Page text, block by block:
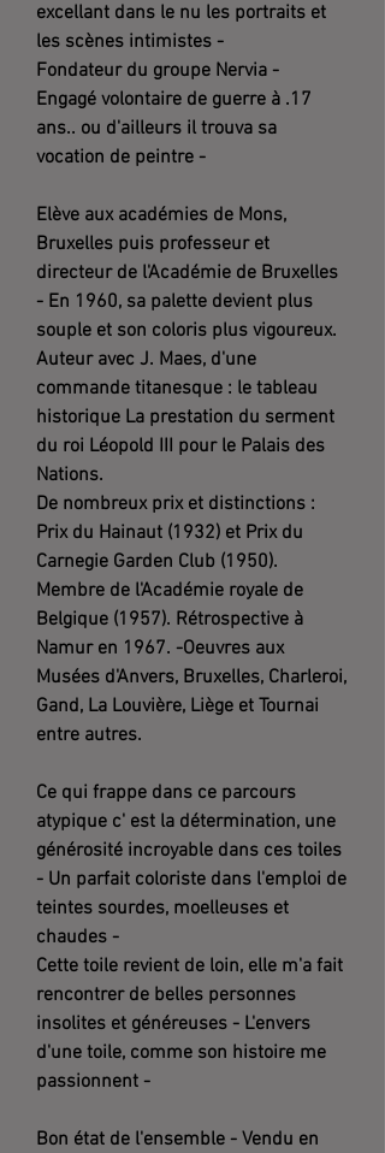
excellant dans le nu les portraits et
les scènes intimistes -
Fondateur du groupe Nervia -
Engagé volontaire de guerre à .17
ans.. ou d'ailleurs il trouva sa
vocation de peintre -
Elève aux académies de Mons,
Bruxelles puis professeur et
directeur de l'Académie de Bruxelles
- En 1960, sa palette devient plus
souple et son coloris plus vigoureux.
Auteur avec J. Maes, d'une
commande titanesque : le tableau
historique La prestation du serment
du roi Léopold III pour le Palais des
Nations.
De nombreux prix et distinctions :
Prix du Hainaut (1932) et Prix du
Carnegie Garden Club (1950).
Membre de l'Académie royale de
Belgique (1957). Rétrospective à
Namur en 1967. -Oeuvres aux
Musées d'Anvers, Bruxelles, Charleroi,
Gand, La Louvière, Liège et Tournai
entre autres.
Ce qui frappe dans ce parcours
atypique c' est la détermination, une
générosité incroyable dans ces toiles
- Un parfait coloriste dans l'emploi de
teintes sourdes, moelleuses et
chaudes -
Cette toile revient de loin, elle m'a fait
rencontrer de belles personnes
insolites et généreuses - L'envers
d'une toile, comme son histoire me
passionnent -
Bon état de l'ensemble - Vendu en